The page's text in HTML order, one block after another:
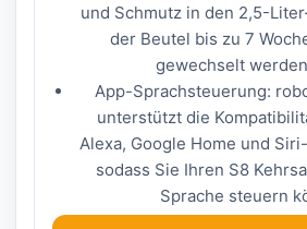
und Schmutz in den 2,5-
der Beutel bis zu 7
gewechselt
App-Sprachsteuerung:
unterstützt die
Alexa, Google Home und
sodass Sie Ihren S8
Sprache steuern